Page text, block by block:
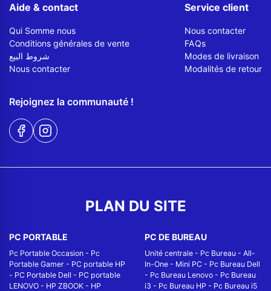
Aide & contact
Qui Somme nous
Conditions générales de vente
شروط البيع
Nous contacter
Service client
Nous contacter
FAQs
Modes de livraison
Modalités de retour
Rejoignez la communauté !
PLAN DU SITE
PC PORTABLE
Pc Portable Occasion - Pc
Portable Gamer - PC portable HP
- PC Portable Dell - PC portable
LENOVO - HP ZBOOK - HP
PC DE BUREAU
Unité centrale - Pc Bureau - All-
In-One - Mini PC - Pc Bureau Dell
- Pc Bureau Lenovo - Pc Bureau
i3 - Pc Bureau HP - Pc Bureau i5